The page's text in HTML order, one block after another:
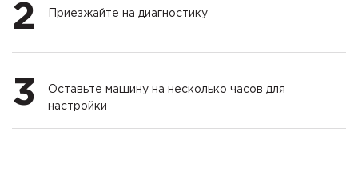
2 Приезжайте на диагностику
3
Оставьте машину на несколько часов для
настройки